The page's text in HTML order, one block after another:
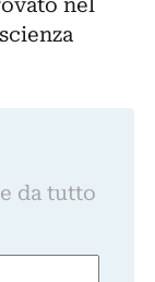
da tutto